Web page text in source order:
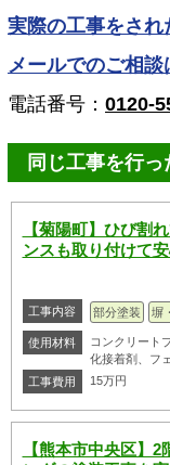
実際の工事をされ
メールでのご相談
電話番号： 0120-
同じ工事を行っ
【菊陽町】ひび割
ンスも取り付けて
工事内容 部分塗装 塀
使用材料
コンクリート
化接着剤、フ
工事費用
15万円
【熊本市中央区】